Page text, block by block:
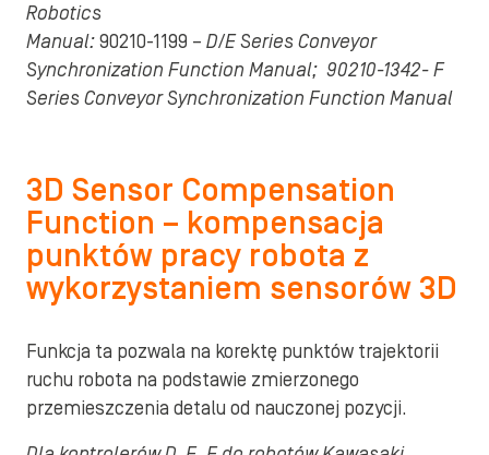
Robotics
Manual:90210-1199 – D/E Series Conveyor
Synchronization Function Manual; 90210-1342- F
Series Conveyor Synchronization Function Manual
3D Sensor Compensation
Function – kompensacja
punktów pracy robota z
wykorzystaniem sensorów 3D
Funkcja ta pozwala na korektę punktów trajektorii
ruchu robota na podstawie zmierzonego
przemieszczenia detalu od nauczonej pozycji.